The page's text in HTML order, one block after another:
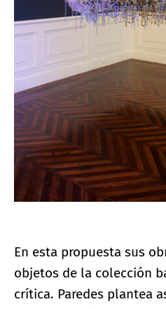
En esta propuesta sus
objetos de la colección
crítica. Paredes plantea